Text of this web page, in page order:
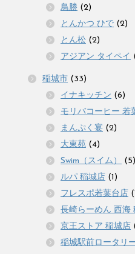
鳥勝 (2)
とんかつ ひで (2)
とん松 (2)
アジアン タイペイ
稲城市 (33)
イナキッチン (6)
モリバコーヒー 若
まんぷく宴 (2)
大東苑 (4)
Swim（スイム）
(5)
ルパ 稲城店 (1)
フレスポ若葉台店
長崎らーめん 西海
京王ストア 稲城店
稲城駅前ロータリ